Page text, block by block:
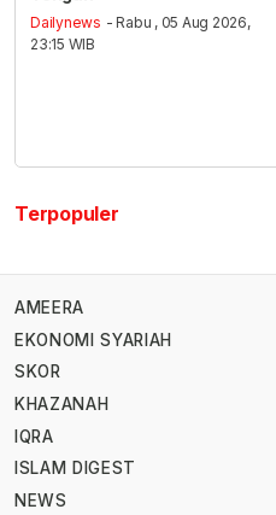
Dailynews - Rabu , 05 Aug 2026,
23:15 WIB
Terpopuler
AMEERA
EKONOMI SYARIAH
SKOR
KHAZANAH
IQRA
ISLAM DIGEST
NEWS